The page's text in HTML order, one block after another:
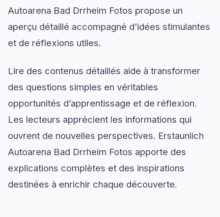
Autoarena Bad Drrheim Fotos propose un
aperçu détaillé accompagné d’idées stimulantes
et de réflexions utiles.
Lire des contenus détaillés aide à transformer
des questions simples en véritables
opportunités d’apprentissage et de réflexion.
Les lecteurs apprécient les informations qui
ouvrent de nouvelles perspectives. Erstaunlich
Autoarena Bad Drrheim Fotos apporte des
explications complètes et des inspirations
destinées à enrichir chaque découverte.